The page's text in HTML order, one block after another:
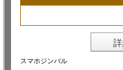
スマホジンバル